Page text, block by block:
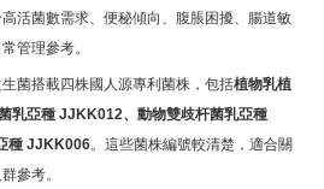
活菌數需求、便秘傾向、腹脹困擾、腸道敏
管理參考。
菌搭載四株國人源專利菌株，包括植物乳植
乳亞種 JJKK012、動物雙歧杆菌乳亞種
種 JJKK006。這些菌株編號較清楚，適合關
參考。